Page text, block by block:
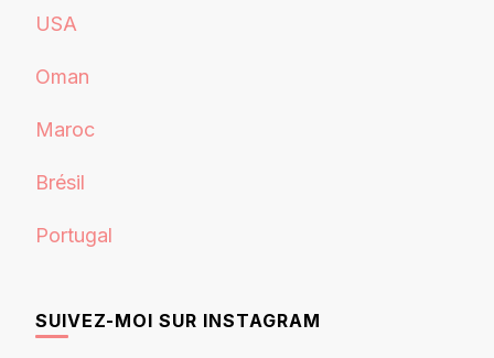
USA
Oman
Maroc
Brésil
Portugal
SUIVEZ-MOI SUR INSTAGRAM